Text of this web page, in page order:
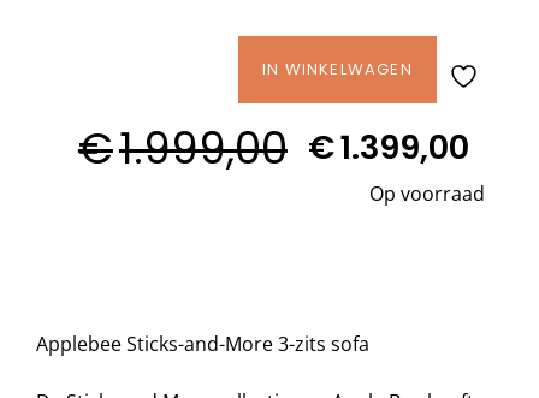
Beschermhoezen
AND
MORE
aantal
IN WINKELWAGEN
€1.999,00
Oorspronkelijke
€1.399,00
Huidige
Op voorraad
Applebee Sticks-and-More 3-zits sofa